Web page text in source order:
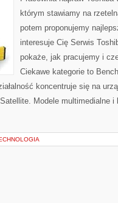
którym stawiamy na
potem proponujemy
interesuje Cię Serwis
pokaże, jak pracujemy i
Ciekawe kategorie to
koncentruje się na
Modele multimedialne i